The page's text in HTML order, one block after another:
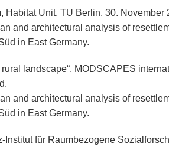
Habitat Unit, TU Berlin, 30. November
and architectural analysis of
in East Germany.
landscape“, MODSCAPES
and architectural analysis of
in East Germany.
für Raumbezogene